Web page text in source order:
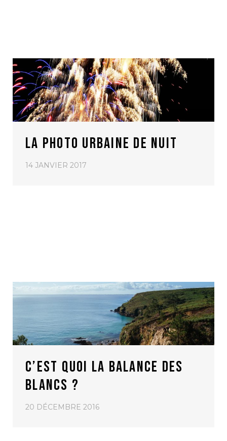
LA PHOTO URBAINE DE NUIT
14 JANVIER 2017
C’EST QUOI LA BALANCE DES
BLANCS ?
20 DÉCEMBRE 2016